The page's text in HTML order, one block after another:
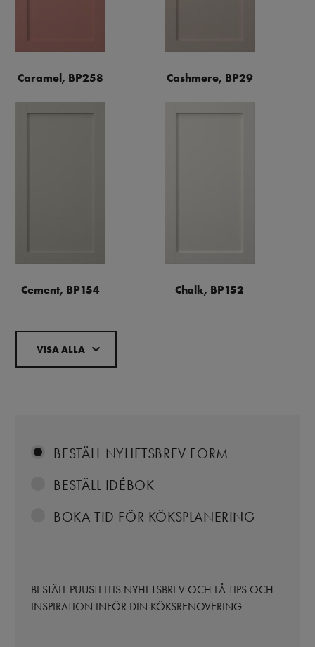
Caramel, BP258 Cashmere, BP29
Cement, BP154 Chalk, BP152
VISA ALLA
BESTÄLL NYHETSBREV FORM
BESTÄLL IDÉBOK
BOKA TID FÖR KÖKSPLANERING
BESTÄLL PUUSTELLIS NYHETSBREV OCH FÅ TIPS OCH
INSPIRATION INFÖR DIN KÖKSRENOVERING